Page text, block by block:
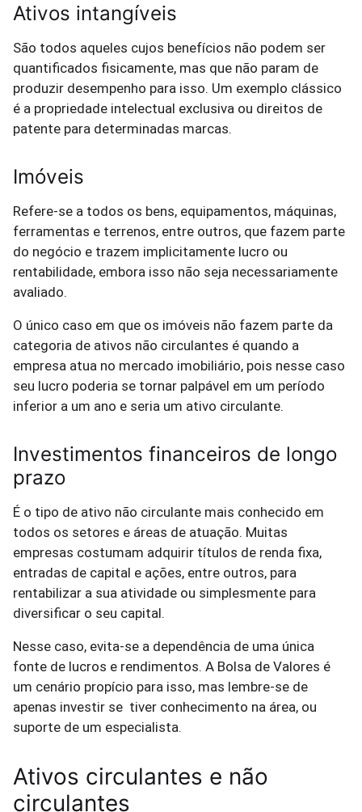
Ativos intangíveis
São todos aqueles cujos benefícios não podem ser
quantificados fisicamente, mas que não param de
produzir desempenho para isso. Um exemplo clássico
é a propriedade intelectual exclusiva ou direitos de
patente para determinadas marcas.
Imóveis
Refere-se a todos os bens, equipamentos, máquinas,
ferramentas e terrenos, entre outros, que fazem parte
do negócio e trazem implicitamente lucro ou
rentabilidade, embora isso não seja necessariamente
avaliado.
O único caso em que os imóveis não fazem parte da
categoria de ativos não circulantes é quando a
empresa atua no mercado imobiliário, pois nesse caso
seu lucro poderia se tornar palpável em um período
inferior a um ano e seria um ativo circulante.
Investimentos financeiros de longo
prazo
É o tipo de ativo não circulante mais conhecido em
todos os setores e áreas de atuação. Muitas
empresas costumam adquirir títulos de renda fixa,
entradas de capital e ações, entre outros, para
rentabilizar a sua atividade ou simplesmente para
diversificar o seu capital.
Nesse caso, evita-se a dependência de uma única
fonte de lucros e rendimentos. A Bolsa de Valores é
um cenário propício para isso, mas lembre-se de
apenas investir se tiver conhecimento na área, ou
suporte de um especialista.
Ativos circulantes e não
circulantes